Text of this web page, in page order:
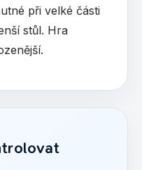
při velké části
stůl. Hra